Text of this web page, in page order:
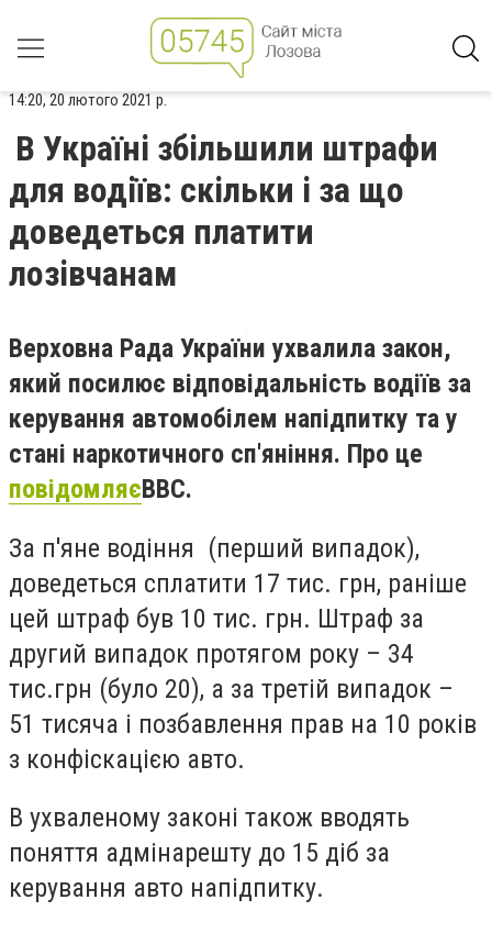
14:20, 20 лютого 2021 р.
В Україні збільшили штрафи
для водіїв: скільки і за що
доведеться платити
лозівчанам
Верховна Рада України ухвалила закон,
який посилює відповідальність водіїв за
керування автомобілем напідпитку та у
стані наркотичного сп'яніння. Про це
повідомляєBBC.
За п'яне водіння (перший випадок),
доведеться сплатити 17 тис. грн, раніше
цей штраф був 10 тис. грн. Штраф за
другий випадок протягом року – 34
тис.грн (було 20), а за третій випадок –
51 тисяча і позбавлення прав на 10 років
з конфіскацією авто.
В ухваленому законі також вводять
поняття адмінарешту до 15 діб за
керування авто напідпитку.